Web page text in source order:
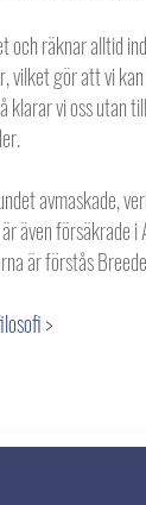
och räknar alltid
vilket gör att vi
klarar vi oss utan
avmaskade,
även försäkrade i
är förstås
>